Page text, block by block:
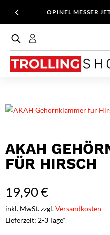
OPINEL MESSER
AKAH
FÜR HIRSCH
19,90€
inkl. MwSt. zzgl.Versandkosten
Lieferzeit: 2-3 Tage*